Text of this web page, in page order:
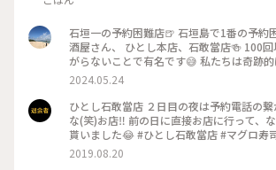
石垣一の予約困難店🍺 石垣島で1番の予約
酒屋さん、 ひとし本店、石敢當店🍻 100
がらないことで有名です😅 私たちは奇跡
くことができました📞✨ 有名なのが、写真
ン、うにソーメンチャンプルー🦑 2人前以
れぞれ680円と破格の安さ🫢 まぐろ専門店
お寿司(一貫から頼めます)なども安いし、
しくて、安ければ、予約取れないのも納得
りやすい時間帯が知れたので、次もがんば
います😄 #沖縄 #石垣島 #ご飯#居酒屋
2024.05.24
ひとし石敢當店 ２日目の夜は予約電話の
な(笑)お店‼️ 前の日に直接お店に行って、
貰いました😂 #ひとし石敢當店 #マグロ寿司 #海ぶどう #石垣
牛の握り #石垣島
2019.08.20